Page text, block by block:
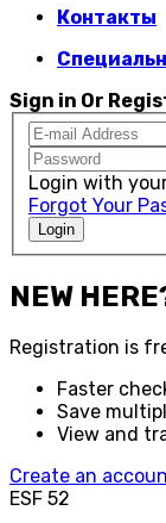
Контакты
Sign in Or
Login with
Forgot Your
Login
NEW
Registration is
Faster
Save
View and
Create an
ESF 52